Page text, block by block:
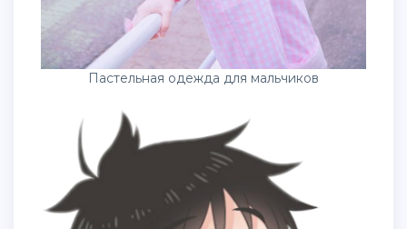
Пастельная одежда для мальчиков